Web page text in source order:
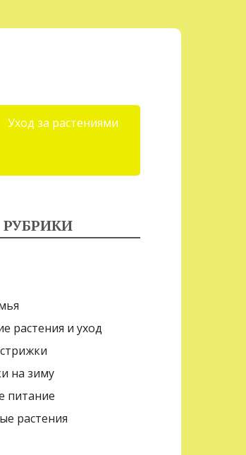
Уход за растениями
РУБРИКИ
растения и уход
на зиму
питание
растения